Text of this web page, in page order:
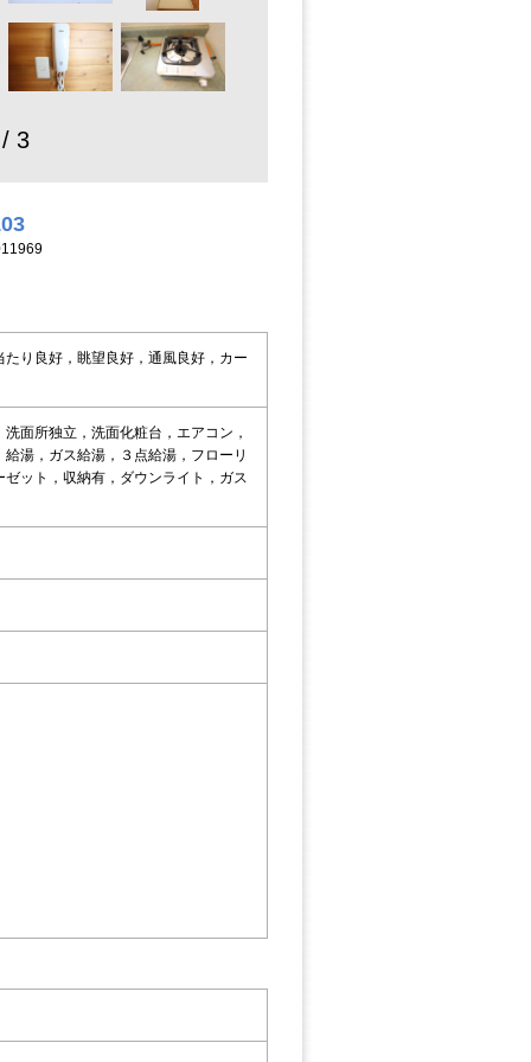
3
り良好，眺望良好，通風良好，カー
面所独立，洗面化粧台，エアコン，
湯，ガス給湯，３点給湯，フローリ
ット，収納有，ダウンライト，ガス